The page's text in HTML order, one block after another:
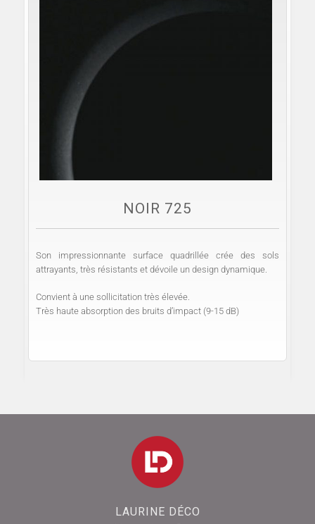
NOIR 725
Son impressionnante surface quadrillée crée des sols
attrayants, très résistants et dévoile un design dynamique.
Convient à une sollicitation très élevée.
Très haute absorption des bruits d’impact (9-15 dB)
LAURINE DÉCO